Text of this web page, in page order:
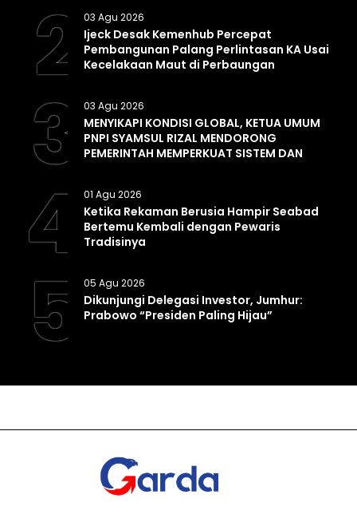
2 03 Agu 2026
Ijeck Desak Kemenhub Percepat
Pembangunan Palang Perlintasan KA Usai
Kecelakaan Maut di Perbaungan
3 03 Agu 2026
MENYIKAPI KONDISI GLOBAL, KETUA UMUM
PNPI SYAMSUL RIZAL MENDORONG
PEMERINTAH MEMPERKUAT SISTEM DAN
4 01 Agu 2026
Ketika Rekaman Berusia Hampir Seabad
Bertemu Kembali dengan Pewaris
Tradisinya
5 05 Agu 2026
Dikunjungi Delegasi Investor, Jumhur:
Prabowo “Presiden Paling Hijau”